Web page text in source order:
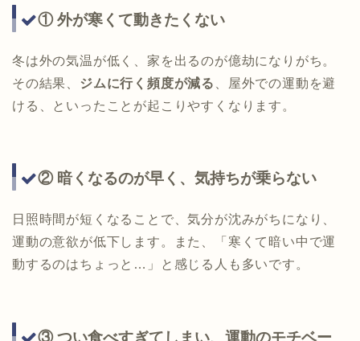
① 外が寒くて動きたくない
冬は外の気温が低く、家を出るのが億劫になりがち。
その結果、 ジムに行く頻度が減る
、屋外での運動を避
ける、といったことが起こりやすくなります。
② 暗くなるのが早く、気持ちが乗らない
日照時間が短くなることで、気分が沈みがちになり、
運動の意欲が低下します。また、「寒くて暗い中で運
動するのはちょっと…」と感じる人も多いです。
③ つい食べすぎてしまい、運動のモチベー